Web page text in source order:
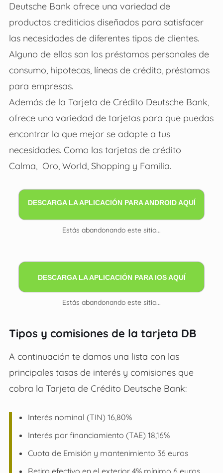
Deutsche Bank ofrece una variedad de
productos crediticios diseñados para satisfacer
las necesidades de diferentes tipos de clientes.
Alguno de ellos son los préstamos personales de
consumo, hipotecas, líneas de crédito, préstamos
para empresas.
Además de la Tarjeta de Crédito Deutsche Bank
ofrece una variedad de tarjetas para que puedas
encontrar la que mejor se adapte a tus
necesidades. Como las tarjetas de crédito
Calma, Oro, World, Shopping y Familia.
DESCARGA LA APLICACIÓN PARA ANDROID AQUÍ
Estás abandonando este sitio...
DESCARGA LA APLICACIÓN PARA IOS AQUÍ
Estás abandonando este sitio...
Tipos y comisiones de la tarjeta DB
A continuación te damos una lista con las
principales tasas de interés y comisiones que
cobra la Tarjeta de Crédito Deutsche Bank:
Interés nominal (TIN) 16,80%
Interés por financiamiento (TAE) 18,16%
Cuota de Emisión y mantenimiento 36 euros